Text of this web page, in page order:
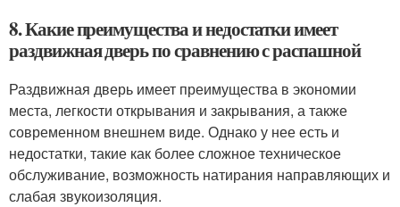
8. Какие преимущества и недостатки имеет
раздвижная дверь по сравнению с распашной
Раздвижная дверь имеет преимущества в экономии
места, легкости открывания и закрывания, а также
современном внешнем виде. Однако у нее есть и
недостатки, такие как более сложное техническое
обслуживание, возможность натирания направляющих и
слабая звукоизоляция.